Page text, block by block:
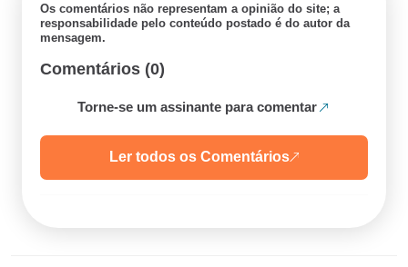
Os comentários não representam a opinião do site; a
responsabilidade pelo conteúdo postado é do autor da
mensagem.
Comentários (0)
Torne-se um assinante para comentar
Ler todos os Comentários